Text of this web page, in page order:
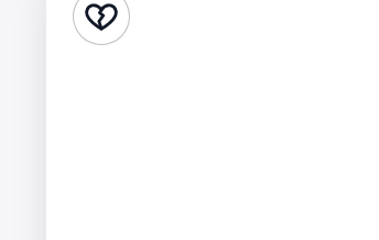
Стендап